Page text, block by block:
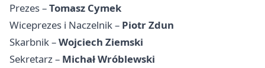
Prezes –Tomasz Cymek
Wiceprezes i Naczelnik – Piotr Zdun
Skarbnik –Wojciech Ziemski
Sekretarz – Michał Wróblewski